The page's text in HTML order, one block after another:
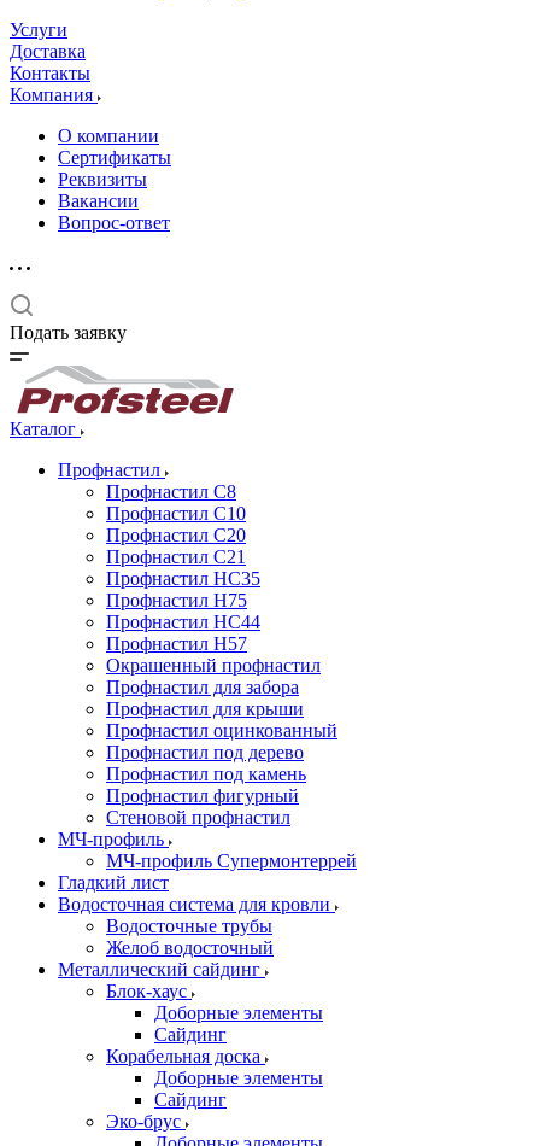
Услуги
Доставка
Контакты
Компания
О компании
Сертификаты
Реквизиты
Вакансии
Вопрос-ответ
Подать заявку
Каталог
Профнастил
Профнастил С8
Профнастил С10
Профнастил С20
Профнастил С21
Профнастил НС35
Профнастил Н75
Профнастил HC44
Профнастил Н57
Окрашенный профнастил
Профнастил для забора
Профнастил для крыши
Профнастил оцинкованный
Профнастил под дерево
Профнастил под камень
Профнастил фигурный
Стеновой профнастил
МЧ-профиль
МЧ-профиль Супермонтеррей
Гладкий лист
Водосточная система для кровли
Водосточные трубы
Желоб водосточный
Металлический сайдинг
Блок-хаус
Доборные элементы
Сайдинг
Корабельная доска
Доборные элементы
Сайдинг
Эко-брус